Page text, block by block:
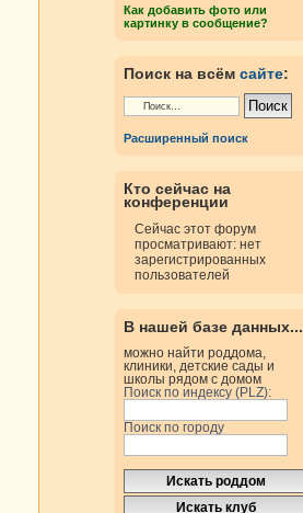
Как добавить фото или
картинку в сообщение?
Поиск на всём сайте:
Расширенный поиск
Кто сейчас на
конференции
Сейчас этот форум
просматривают: нет
зарегистрированных
пользователей
В нашей базе данных...
можно найти роддома,
клиники, детские сады и
школы рядом с домом
Поиск по индексу (PLZ):
Поиск по городу